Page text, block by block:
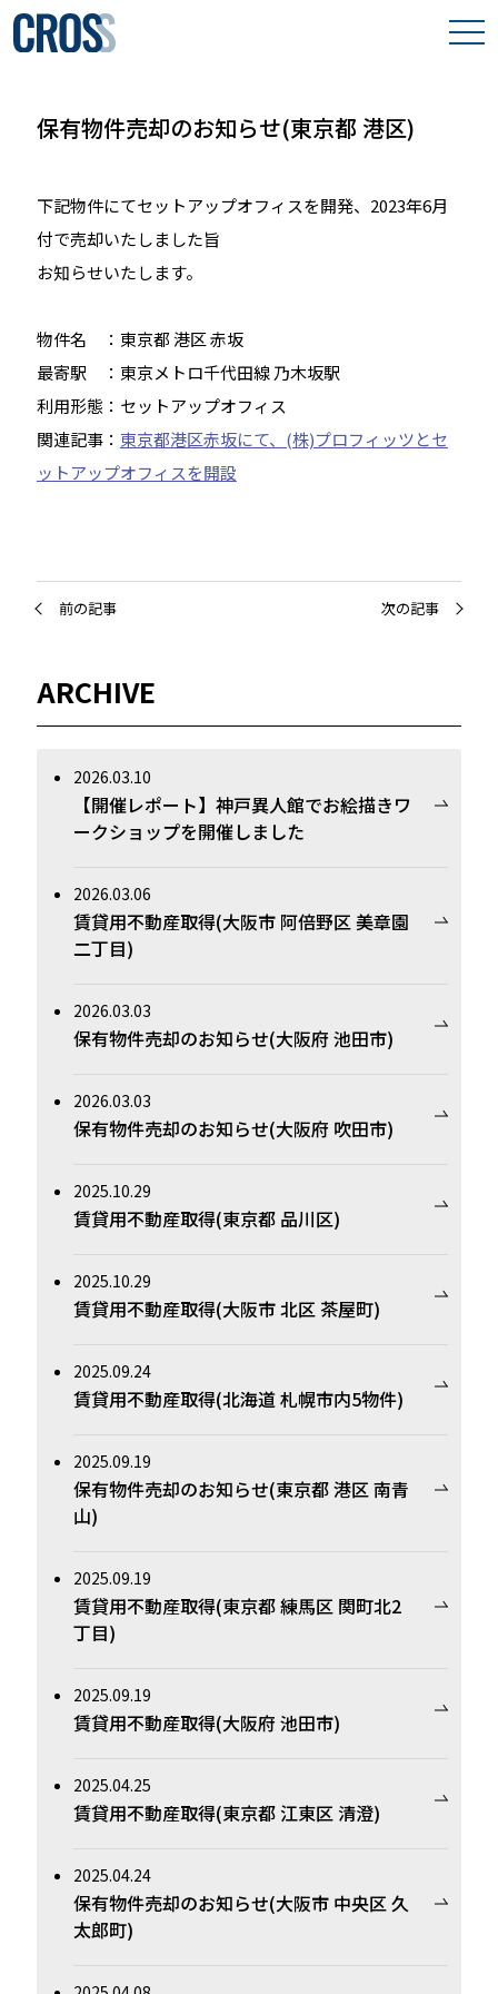
保有物件
会社案内
保有物件売却のお知らせ(東京都 港区)
下記物件にてセットアップオフィスを開発、2023年6月
付で売却いたしました旨
お知らせいたします。
物件名 ：東京都 港区 赤坂
最寄駅 ：東京メトロ千代田線 乃木坂駅
利用形態：セットアップオフィス
関連記事： 東京都港区赤坂にて、(株)プロフィッツとセ
ットアップオフィスを開設
前の記事 次の記事
ARCHIVE
2026.03.10
【開催レポート】神戸異人館でお絵描きワ
ークショップを開催しました
2026.03.06
賃貸用不動産取得(大阪市 阿倍野区 美章園
二丁目)
2026.03.03
保有物件売却のお知らせ(大阪府 池田市)
2026.03.03
保有物件売却のお知らせ(大阪府 吹田市)
2025.10.29
賃貸用不動産取得(東京都 品川区)
2025.10.29
賃貸用不動産取得(大阪市 北区 茶屋町)
2025.09.24
賃貸用不動産取得(北海道 札幌市内5物件)
2025.09.19
保有物件売却のお知らせ(東京都 港区 南青
山)
2025.09.19
賃貸用不動産取得(東京都 練馬区 関町北2
丁目)
2025.09.19
賃貸用不動産取得(大阪府 池田市)
2025.04.25
賃貸用不動産取得(東京都 江東区 清澄)
2025.04.24
保有物件売却のお知らせ(大阪市 中央区 久
太郎町)